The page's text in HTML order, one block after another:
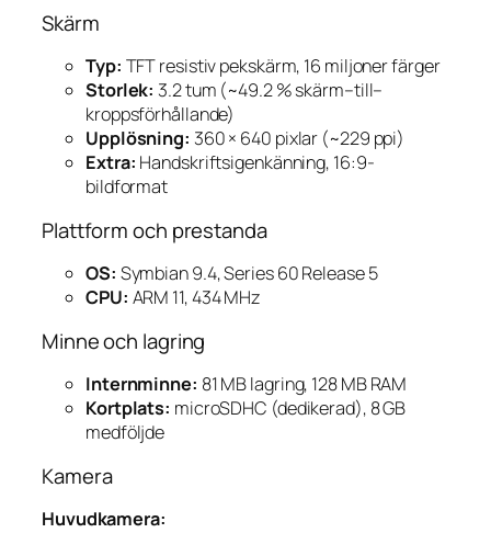
Skärm
Typ: TFT resistiv pekskärm, 16 miljoner färger
Storlek: 3.2 tum (~49.2 % skärm–till–
kroppsförhållande)
Upplösning: 360 × 640 pixlar (~229 ppi)
Extra: Handskriftsigenkänning, 16:9-
bildformat
Plattform och prestanda
OS: Symbian 9.4, Series 60 Release 5
CPU: ARM 11, 434 MHz
Minne och lagring
Internminne: 81 MB lagring, 128 MB RAM
Kortplats: microSDHC (dedikerad), 8 GB
medföljde
Kamera
Huvudkamera: